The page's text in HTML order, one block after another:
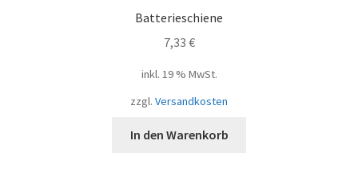
Batterieschiene
7,33 €
inkl. 19 % MwSt.
zzgl. Versandkosten
In den Warenkorb